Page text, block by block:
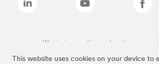
This website uses cookies on your device to
Wymienione marki są znakami towarowymi